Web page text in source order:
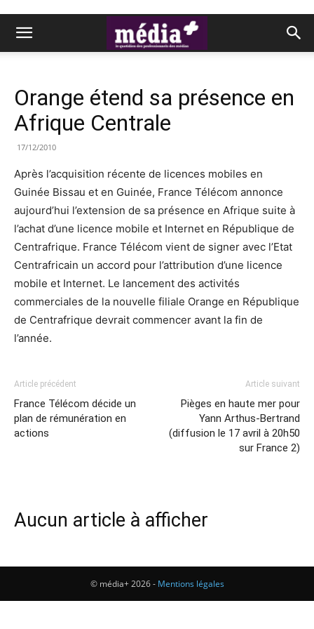
Orange étend sa présence en
Afrique Centrale
17/12/2010
Après l’acquisition récente de licences mobiles en
Guinée Bissau et en Guinée, France Télécom annonce
aujourd’hui l’extension de sa présence en Afrique suite à
l’achat d’une licence mobile et Internet en République de
Centrafrique. France Télécom vient de signer avec l’Etat
Centrafricain un accord pour l’attribution d’une licence
mobile et Internet. Le lancement des activités
commerciales de la nouvelle filiale Orange en République
de Centrafrique devrait commencer avant la fin de
l’année.
Article précédent
France Télécom décide un
plan de rémunération en
actions
Article suivant
Pièges en haute mer pour
Yann Arthus-Bertrand
(diffusion le 17 avril à 20h50
sur France 2)
Aucun article à afficher
© média+ 2026 - Mentions légales